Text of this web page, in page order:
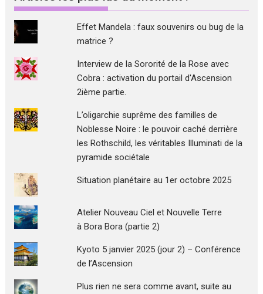
Effet Mandela : faux souvenirs ou bug de la
matrice ?
Interview de la Sororité de la Rose avec
Cobra : activation du portail d'Ascension
2ième partie.
L’oligarchie suprême des familles de
Noblesse Noire : le pouvoir caché derrière
les Rothschild, les véritables Illuminati de la
pyramide sociétale
Situation planétaire au 1er octobre 2025
Atelier Nouveau Ciel et Nouvelle Terre
à Bora Bora (partie 2)
Kyoto 5 janvier 2025 (jour 2) – Conférence
de l’Ascension
Plus rien ne sera comme avant, suite au